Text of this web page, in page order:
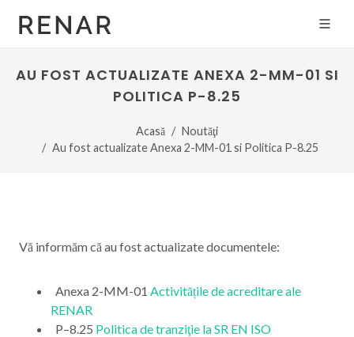
AU FOST ACTUALIZATE ANEXA 2-MM-01 SI
POLITICA P-8.25
Acasă
Noutăţi
Au fost actualizate Anexa 2-MM-01 si Politica P-8.25
Vă informăm că au fost actualizate documentele:
Anexa 2-MM-01 Activitățile de acreditare ale
RENAR
P–8.25 Politica de tranziţie la SR EN ISO